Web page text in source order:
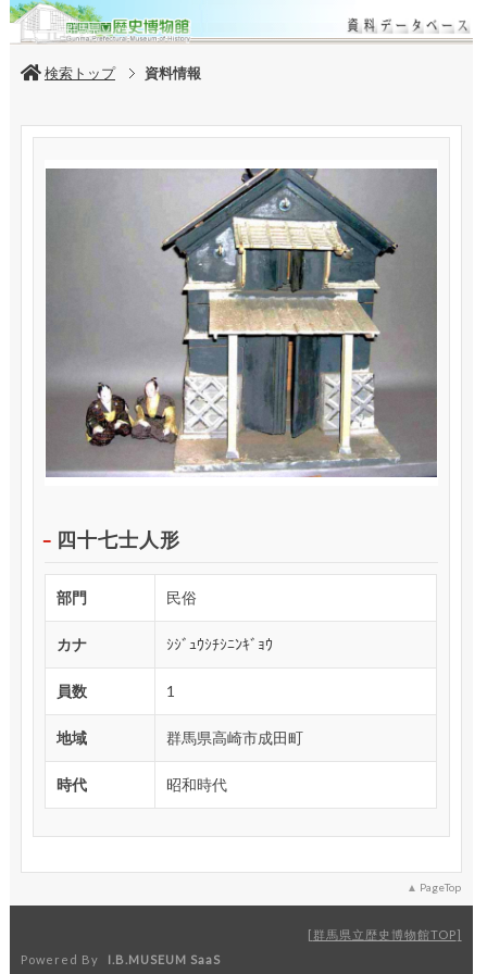
検索トップ 資料情報
四十七士人形
部門 民俗
カナ ｼｼﾞｭｳｼﾁｼﾆﾝｷﾞｮｳ
員数 1
地域 群馬県高崎市成田町
時代 昭和時代
PageTop
群馬県立歴史博物館TOP
Powered By
I.B.MUSEUM SaaS